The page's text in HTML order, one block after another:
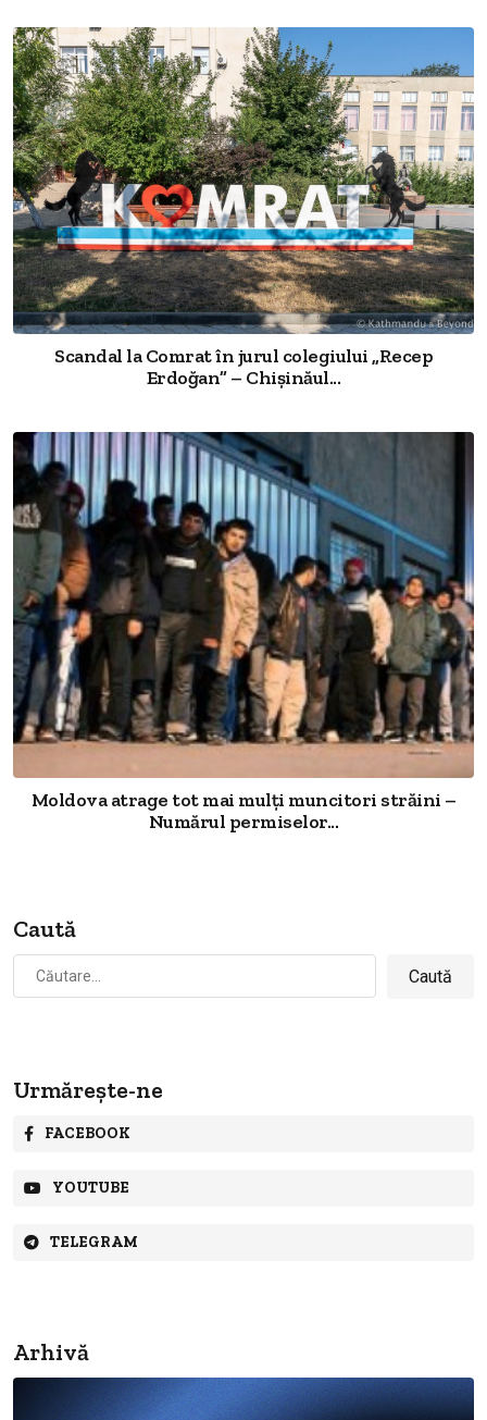
Scandal la Comrat în jurul colegiului „Recep
Erdoğan” – Chișinăul...
Moldova atrage tot mai mulți muncitori străini –
Numărul permiselor...
Caută
după:
Urmărește-ne
FACEBOOK
YOUTUBE
TELEGRAM
Arhivă